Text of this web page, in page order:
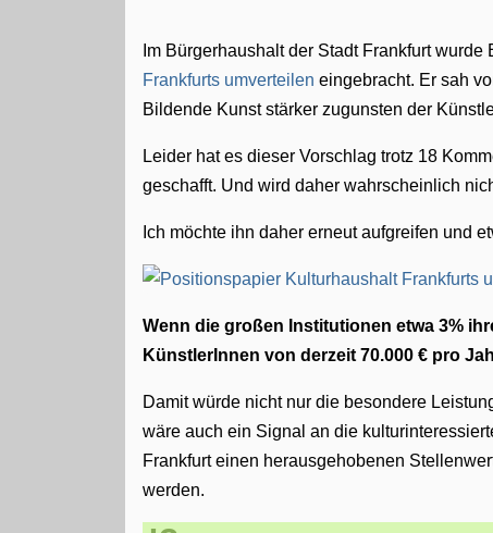
Im Bürgerhaushalt der Stadt Frankfurt
Frankfurts umverteilen eingebracht. Er sah
Bildende Kunst stärker zugunsten der
Leider hat es dieser Vorschlag trotz 18
geschafft. Und wird daher wahrscheinlich
Ich möchte ihn daher erneut aufgreifen und
Wenn die großen Institutionen etwa 3%
KünstlerInnen von derzeit 70.000 € pro
Damit würde nicht nur die besondere
wäre auch ein Signal an die
Frankfurt einen herausgehobenen
werden.